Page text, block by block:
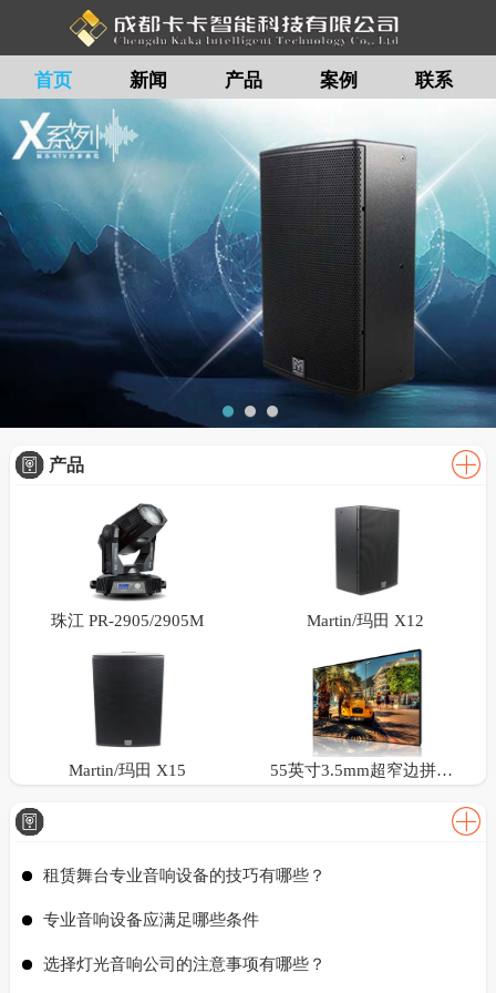
首页 新闻 产品 案例 联系
留言
产品
珠江 PR-2905/2905M Martin/玛田 X12
Martin/玛田 X15 55英寸3.5mm超窄边拼接屏
租赁舞台专业音响设备的技巧有哪些？
专业音响设备应满足哪些条件
选择灯光音响公司的注意事项有哪些？